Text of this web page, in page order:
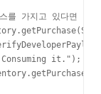
가지고 있다면 바
it.");